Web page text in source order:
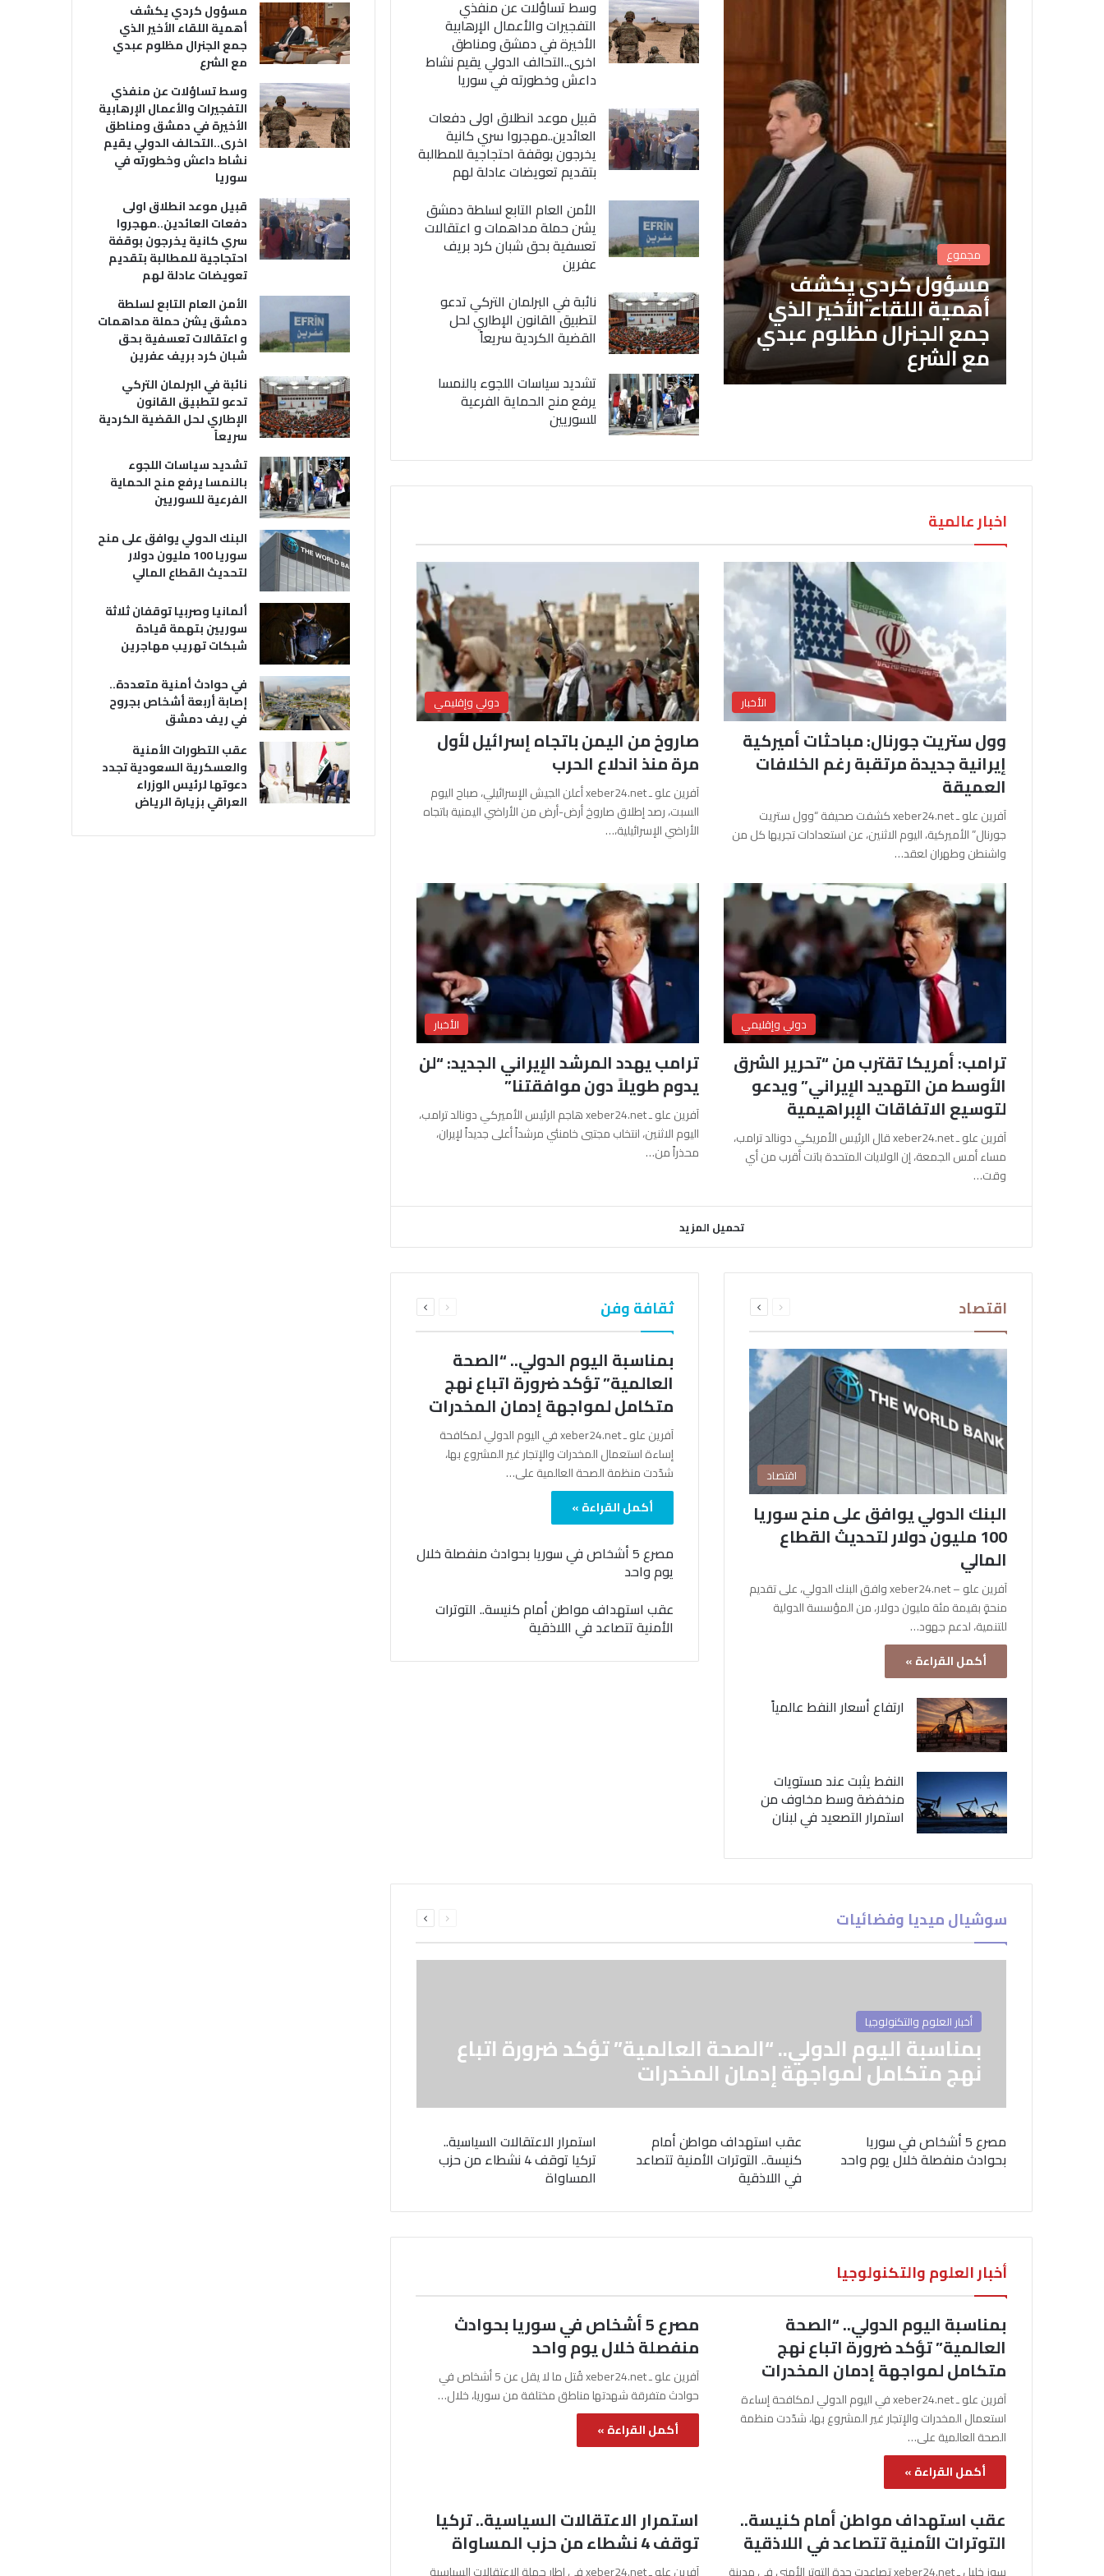
مجموع
مسؤول كردي يكشف
أهمية اللقاء الأخير الذي
جمع الجنرال مظلوم عبدي
مع الشرع
وسط تساؤلات عن منفذي
التفجيرات والأعمال الإرهابية
الأخيرة في دمشق ومناطق
اخرى..التحالف الدولي يقيم نشاط
داعش وخطورته في سوريا
قبيل موعد انطلاق اولى دفعات
العائدين..مهجروا سري كانية
يخرجون بوقفة احتجاجية للمطالبة
بتقديم تعويضات عادلة لهم
الأمن العام التابع لسلطة دمشق
يشن حملة مداهمات و اعتقالات
تعسفية بحق شبان كرد بريف
عفرين
نائبة في البرلمان التركي تدعو
لتطبيق القانون الإطاري لحل
القضية الكردية سريعاً
تشديد سياسات اللجوء بالنمسا
يرفع منح الحماية الفرعية
للسوريين
اخبار عالمية
الأخبار
وول ستريت جورنال: مباحثات أميركية
إيرانية جديدة مرتقبة رغم الخلافات
العميقة
آفرين علو ـ xeber24.net كشفت صحيفة “وول ستريت
جورنال” الأميركية، اليوم الاثنين، عن استعدادات تجريها كل من
واشنطن وطهران لعقد…
دولي وإقليمي
صاروخ من اليمن باتجاه إسرائيل لأول
مرة منذ اندلاع الحرب
آفرين علو ـ xeber24.net أعلن الجيش الإسرائيلي، صباح اليوم
السبت، رصد إطلاق صاروخ أرض-أرض من الأراضي اليمنية باتجاه
الأراضي الإسرائيلية،…
دولي وإقليمي
ترامب: أمريكا تقترب من “تحرير الشرق
الأوسط من التهديد الإيراني” ويدعو
لتوسيع الاتفاقات الإبراهيمية
آفرين علو ـ xeber24.net قال الرئيس الأمريكي دونالد ترامب،
مساء أمس الجمعة، إن الولايات المتحدة باتت أقرب من أي
وقت…
الأخبار
ترامب يهدد المرشد الإيراني الجديد: “لن
يدوم طويلاً دون موافقتنا”
آفرين علو ـ xeber24.net هاجم الرئيس الأميركي دونالد ترامب،
اليوم الاثنين، انتخاب مجتبى خامنئي مرشداً أعلى جديداً لإيران،
محذراً من…
تحميل المزيد
اقتصاد الصفحةالصفحة
اقتصاد
البنك الدولي يوافق على منح سوريا
100 مليون دولار لتحديث القطاع
المالي
آفرين علو – xeber24.net وافق البنك الدولي، على تقديم
منحةٍ بقيمة مئة مليون دولار، من المؤسسة الدولية
للتنمية، لدعم جهود…
أكمل القراءة »
ارتفاع أسعار النفط عالمياً
النفط يثبت عند مستويات
منخفضة وسط مخاوف من
استمرار التصعيد في لبنان
ثقافة وفن الصفحةالصفحة
بمناسبة اليوم الدولي.. “الصحة
العالمية” تؤكد ضرورة اتباع نهج
متكامل لمواجهة إدمان المخدرات
آفرين علو ـ xeber24.net في اليوم الدولي لمكافحة
إساءة استعمال المخدرات والإتجار غير المشروع بها،
شدّدت منظمة الصحة العالمية على…
أكمل القراءة »
مصرع 5 أشخاص في سوريا بحوادث منفصلة خلال
يوم واحد
عقب استهداف مواطن أمام كنيسة.. التوترات
الأمنية تتصاعد في اللاذقية
سوشيال ميديا وفضائيات الصفحةالصفحة
أخبار العلوم والتكنولوجيا
بمناسبة اليوم الدولي.. “الصحة العالمية” تؤكد ضرورة اتباع
نهج متكامل لمواجهة إدمان المخدرات
مصرع 5 أشخاص في سوريا
بحوادث منفصلة خلال يوم واحد
عقب استهداف مواطن أمام
كنيسة.. التوترات الأمنية تتصاعد
في اللاذقية
استمرار الاعتقالات السياسية..
تركيا توقف 4 نشطاء من حزب
المساواة
أخبار العلوم والتكنولوجيا
بمناسبة اليوم الدولي.. “الصحة
العالمية” تؤكد ضرورة اتباع نهج
متكامل لمواجهة إدمان المخدرات
آفرين علو ـ xeber24.net في اليوم الدولي لمكافحة إساءة
استعمال المخدرات والإتجار غير المشروع بها، شدّدت منظمة
الصحة العالمية على…
أكمل القراءة »
مصرع 5 أشخاص في سوريا بحوادث
منفصلة خلال يوم واحد
آفرين علو ـ xeber24.net قُتل ما لا يقل عن 5 أشخاص في
حوادث متفرقة شهدتها مناطق مختلفة من سوريا، خلال…
أكمل القراءة »
عقب استهداف مواطن أمام كنيسة..
التوترات الأمنية تتصاعد في اللاذقية
استمرار الاعتقالات السياسية.. تركيا
توقف 4 نشطاء من حزب المساواة
مسؤول كردي يكشف
أهمية اللقاء الأخير الذي
جمع الجنرال مظلوم عبدي
مع الشرع
وسط تساؤلات عن منفذي
التفجيرات والأعمال الإرهابية
الأخيرة في دمشق ومناطق
اخرى..التحالف الدولي يقيم
نشاط داعش وخطورته في
سوريا
قبيل موعد انطلاق اولى
دفعات العائدين..مهجروا
سري كانية يخرجون بوقفة
احتجاجية للمطالبة بتقديم
تعويضات عادلة لهم
الأمن العام التابع لسلطة
دمشق يشن حملة مداهمات
و اعتقالات تعسفية بحق
شبان كرد بريف عفرين
نائبة في البرلمان التركي
تدعو لتطبيق القانون
الإطاري لحل القضية الكردية
سريعاً
تشديد سياسات اللجوء
بالنمسا يرفع منح الحماية
الفرعية للسوريين
البنك الدولي يوافق على منح
سوريا 100 مليون دولار
لتحديث القطاع المالي
ألمانيا وصربيا توقفان ثلاثة
سوريين بتهمة قيادة
شبكات تهريب مهاجرين
في حوادث أمنية متعددة..
إصابة أربعة أشخاص بجروح
في ريف دمشق
عقب التطورات الأمنية
والعسكرية السعودية تجدد
دعوتها لرئيس الوزراء
العراقي بزيارة الرياض